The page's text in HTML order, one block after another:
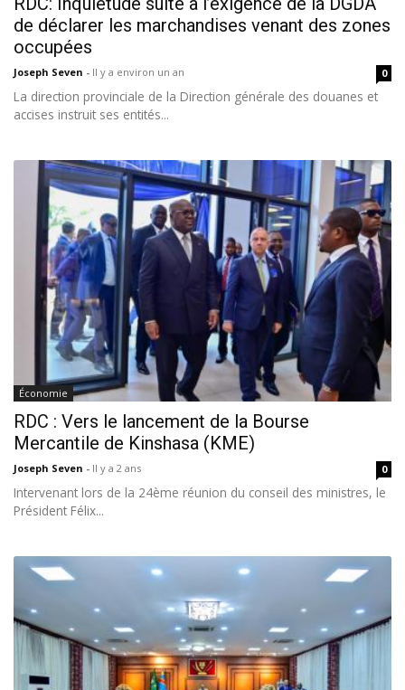
de déclarer les marchandises venant des zones
occupées
Joseph Seven - Il y a environ un an 0
La direction provinciale de la Direction générale des douanes et
accises instruit ses entités...
Économie
RDC : Vers le lancement de la Bourse
Mercantile de Kinshasa (KME)
Joseph Seven - Il y a 2 ans 0
Intervenant lors de la 24ème réunion du conseil des ministres, le
Président Félix...